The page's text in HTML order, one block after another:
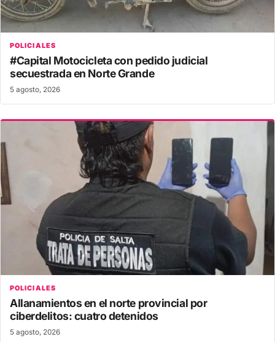
POLICIALES
#Capital Motocicleta con pedido judicial
secuestrada en Norte Grande
5 agosto, 2026
POLICIALES
Allanamientos en el norte provincial por
ciberdelitos: cuatro detenidos
5 agosto, 2026